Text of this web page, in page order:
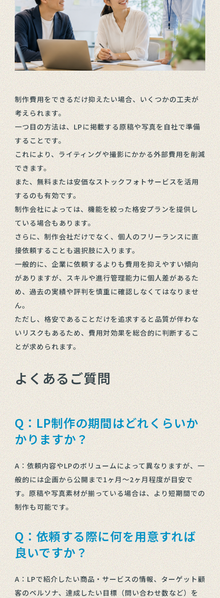
制作費用をできるだけ抑えたい場合、いくつかの工夫が
考えられます。
一つ目の方法は、LPに掲載する原稿や写真を自社で準備
することです。
これにより、ライティングや撮影にかかる外部費用を削減
できます。
また、無料または安価なストックフォトサービスを活用
するのも有効です。
制作会社によっては、機能を絞った格安プランを提供し
ている場合もあります。
さらに、制作会社だけでなく、個人のフリーランスに直
接依頼することも選択肢に入ります。
一般的に、企業に依頼するよりも費用を抑えやすい傾向
がありますが、スキルや進行管理能力に個人差があるた
め、過去の実績や評判を慎重に確認しなくてはなりませ
ん。
ただし、格安であることだけを追求すると品質が伴わな
いリスクもあるため、費用対効果を総合的に判断するこ
とが求められます。
よくあるご質問
Q：LP制作の期間はどれくらいか
かりますか？
A：依頼内容やLPのボリュームによって異なりますが、一
般的には企画から公開まで1ヶ月〜2ヶ月程度が目安で
す。原稿や写真素材が揃っている場合は、より短期間での
制作も可能です。
Q：依頼する際に何を用意すれば
良いですか？
A：LPで紹介したい商品・サービスの情報、ターゲット顧
客のペルソナ、達成したい目標（問い合わせ数など）を